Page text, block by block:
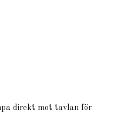
direkt mot tavlan för